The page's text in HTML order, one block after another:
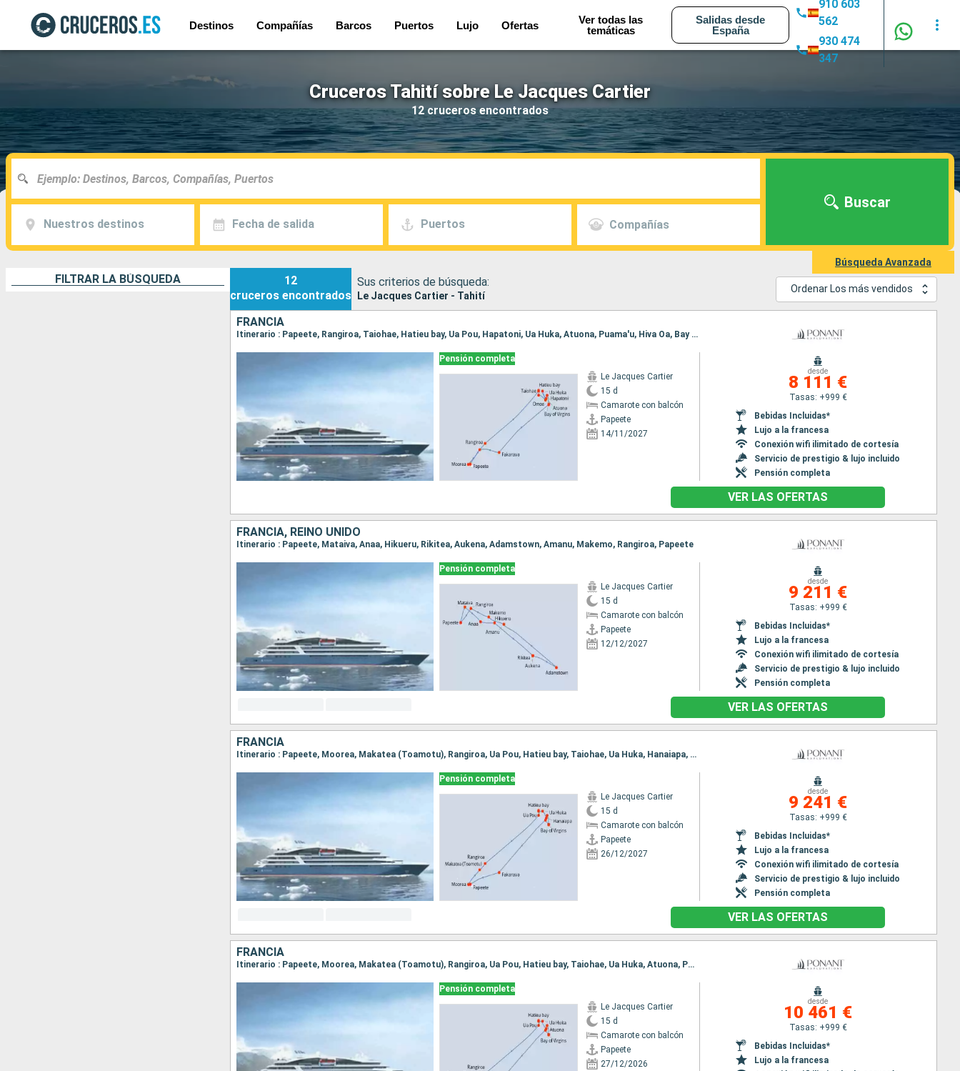
Destinos Compañías Barcos Puertos Lujo Ofertas
Ver todas las
temáticas
Salidas desde
España
910 603
562
930 474
347
Cruceros Tahití sobre Le Jacques Cartier
12 cruceros encontrados
Nuestros destinos Fecha de salida Puertos Compañías
Buscar
Búsqueda Avanzada
FILTRAR LA BÚSQUEDA
12
cruceros encontrados
Sus criterios de búsqueda:
Le Jacques Cartier - Tahití
Ordenar Los más vendidos
FRANCIA
Itinerario : Papeete, Rangiroa, Taiohae, Hatieu bay, Ua Pou, Hapatoni, Ua Huka, Atuona, Puama'u, Hiva Oa, Bay of Virgins, Omoa, Fakarava, Makatea (Toamotu), Moorea, Papeete
Pensión completa
Le Jacques Cartier
15 d
Camarote con balcón
Papeete
14/11/2027
desde
8 111 €
Tasas: +999 €
Bebidas Incluidas*
Lujo a la francesa
Conexión wifi ilimitado de cortesía
Servicio de prestigio & lujo incluido
Pensión completa
VER LAS OFERTAS
FRANCIA, REINO UNIDO
Itinerario : Papeete, Mataiva, Anaa, Hikueru, Rikitea, Aukena, Adamstown, Amanu, Makemo, Rangiroa, Papeete
Pensión completa
Le Jacques Cartier
15 d
Camarote con balcón
Papeete
12/12/2027
desde
9 211 €
Tasas: +999 €
Bebidas Incluidas*
Lujo a la francesa
Conexión wifi ilimitado de cortesía
Servicio de prestigio & lujo incluido
Pensión completa
VER LAS OFERTAS
FRANCIA
Itinerario : Papeete, Moorea, Makatea (Toamotu), Rangiroa, Ua Pou, Hatieu bay, Taiohae, Ua Huka, Hanaiapa, Puama'u, Hiva Oa, Bay of Virgins, Omoa, Hapatoni, Fakarava, Papeete
Pensión completa
Le Jacques Cartier
15 d
Camarote con balcón
Papeete
26/12/2027
desde
9 241 €
Tasas: +999 €
Bebidas Incluidas*
Lujo a la francesa
Conexión wifi ilimitado de cortesía
Servicio de prestigio & lujo incluido
Pensión completa
VER LAS OFERTAS
FRANCIA
Itinerario : Papeete, Moorea, Makatea (Toamotu), Rangiroa, Ua Pou, Hatieu bay, Taiohae, Ua Huka, Atuona, Puama'u, Hiva Oa, Bay of Virgins, Omoa, Hapatoni, Fakarava, Papeete
Pensión completa
Le Jacques Cartier
15 d
Camarote con balcón
Papeete
27/12/2026
desde
10 461 €
Tasas: +999 €
Bebidas Incluidas*
Lujo a la francesa